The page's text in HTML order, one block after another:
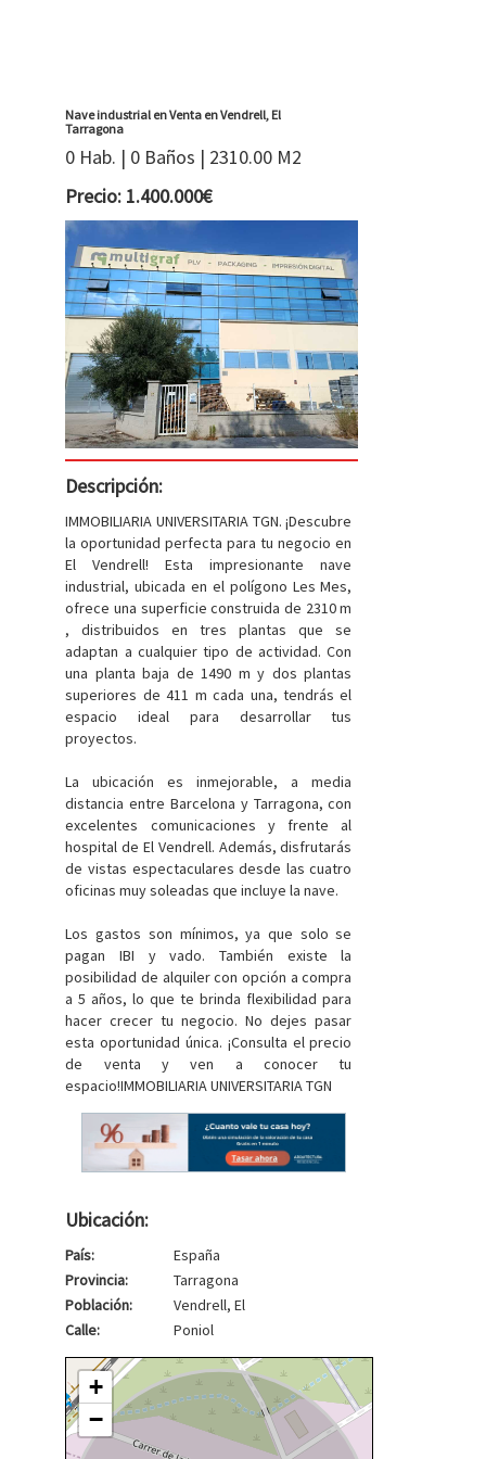
Nave industrial en Venta en Vendrell, El
Tarragona
0 Hab. | 0 Baños | 2310.00 M2
Precio: 1.400.000€
Descripción:
IMMOBILIARIA UNIVERSITARIA TGN. ¡Descubre
la oportunidad perfecta para tu negocio en
El Vendrell! Esta impresionante nave
industrial, ubicada en el polígono Les Mes,
ofrece una superficie construida de 2310 m
, distribuidos en tres plantas que se
adaptan a cualquier tipo de actividad. Con
una planta baja de 1490 m y dos plantas
superiores de 411 m cada una, tendrás el
espacio ideal para desarrollar tus
proyectos.
La ubicación es inmejorable, a media
distancia entre Barcelona y Tarragona, con
excelentes comunicaciones y frente al
hospital de El Vendrell. Además, disfrutarás
de vistas espectaculares desde las cuatro
oficinas muy soleadas que incluye la nave.
Los gastos son mínimos, ya que solo se
pagan IBI y vado. También existe la
posibilidad de alquiler con opción a compra
a 5 años, lo que te brinda flexibilidad para
hacer crecer tu negocio. No dejes pasar
esta oportunidad única. ¡Consulta el precio
de venta y ven a conocer tu
espacio!IMMOBILIARIA UNIVERSITARIA TGN
Ubicación:
País:
España
Provincia:
Tarragona
Población:
Vendrell, El
Calle:
Poniol
+
−